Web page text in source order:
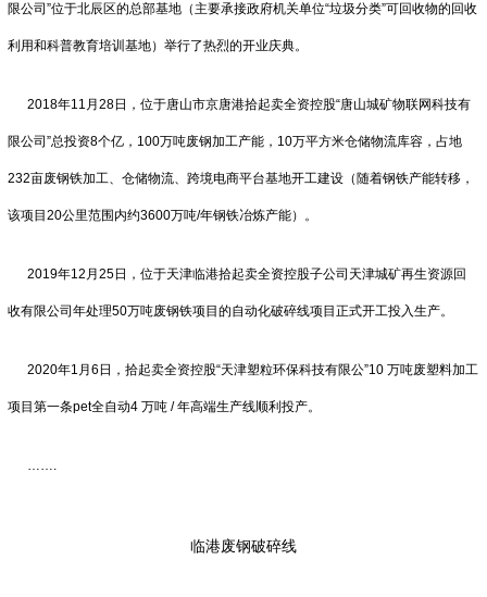
限公司”位于北辰区的总部基地（主要承接政府机关单位“垃圾分类”可回收物的回收
利用和科普教育培训基地）举行了热烈的开业庆典。
2018年11月28日，位于唐山市京唐港拾起卖全资控股“唐山城矿物联网科技有
限公司”总投资8个亿，100万吨废钢加工产能，10万平方米仓储物流库容，占地
232亩废钢铁加工、仓储物流、跨境电商平台基地开工建设（随着钢铁产能转移，
该项目20公里范围内约3600万吨/年钢铁冶炼产能）。
2019年12月25日，位于天津临港拾起卖全资控股子公司天津城矿再生资源回
收有限公司年处理50万吨废钢铁项目的自动化破碎线项目正式开工投入生产。
2020年1月6日，拾起卖全资控股“天津塑粒环保科技有限公”10 万吨废塑料加工
项目第一条pet全自动4 万吨 / 年高端生产线顺利投产。
…….
临港废钢破碎线